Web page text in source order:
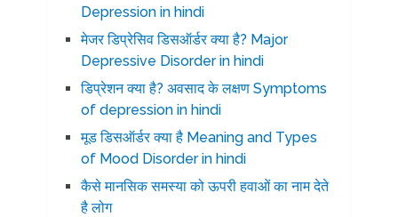
Depression in hindi
मेजर डिप्रेसिव डिसऑर्डर क्या है? Major
Depressive Disorder in hindi
डिप्रेशन क्या है? अवसाद के लक्षण Symptoms
of depression in hindi
मूड डिसऑर्डर क्या है Meaning and Types
of Mood Disorder in hindi
कैसे मानसिक समस्या को ऊपरी हवाओं का नाम देते
है लोग